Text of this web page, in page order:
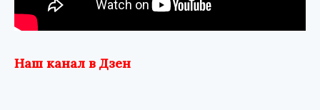
Наш канал в Дзен